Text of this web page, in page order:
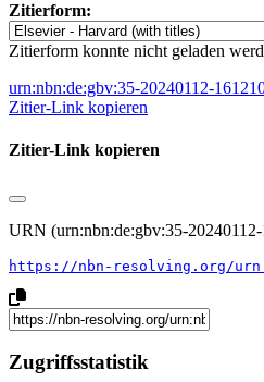
Zitierform:
Zitierform konnte nicht geladen
urn:nbn:de:gbv:35-20240112-
Zitier-Link kopieren
Zitier-Link kopieren
URN (urn:nbn:de:gbv:35-
https://nbn-resolving.org/
Zugriffsstatistik